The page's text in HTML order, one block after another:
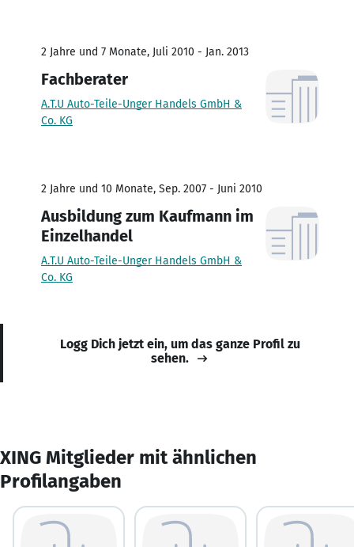
2 Jahre und 7 Monate, Juli 2010 - Jan. 2013
Fachberater
A.T.U Auto-Teile-Unger Handels GmbH &
Co. KG
2 Jahre und 10 Monate, Sep. 2007 - Juni 2010
Ausbildung zum Kaufmann im
Einzelhandel
A.T.U Auto-Teile-Unger Handels GmbH &
Co. KG
Logg Dich jetzt ein, um das ganze Profil zu
sehen.
XING Mitglieder mit ähnlichen
Profilangaben